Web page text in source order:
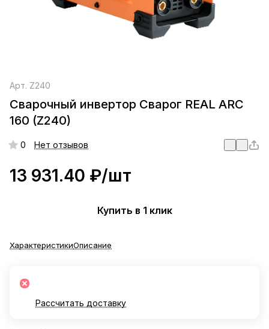
Арт. Z240
Сварочный инвертор Сварог REAL ARC
160 (Z240)
0 Нет отзывов
13 931.40 ₽/шт
Купить в 1 клик
ХарактеристикиОписание
Рассчитать доставку